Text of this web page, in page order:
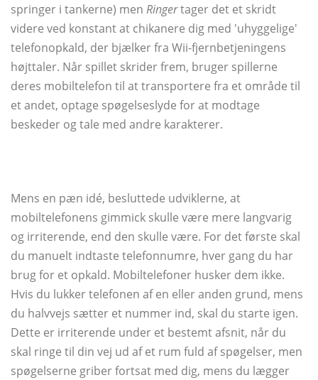
springer i tankerne) men Ringertager det et skridt
videre ved konstant at chikanere dig med 'uhyggelige'
telefonopkald, der bjælker fra Wii-fjernbetjeningens
højttaler. Når spillet skrider frem, bruger spillerne
deres mobiltelefon til at transportere fra et område til
et andet, optage spøgelseslyde for at modtage
beskeder og tale med andre karakterer.
Mens en pæn idé, besluttede udviklerne, at
mobiltelefonens gimmick skulle være mere langvarig
og irriterende, end den skulle være. For det første skal
du manuelt indtaste telefonnumre, hver gang du har
brug for et opkald. Mobiltelefoner husker dem ikke.
Hvis du lukker telefonen af ​​en eller anden grund, mens
du halvvejs sætter et nummer ind, skal du starte igen.
Dette er irriterende under et bestemt afsnit, når du
skal ringe til din vej ud af et rum fuld af spøgelser, men
spøgelserne griber fortsat med dig, mens du lægger